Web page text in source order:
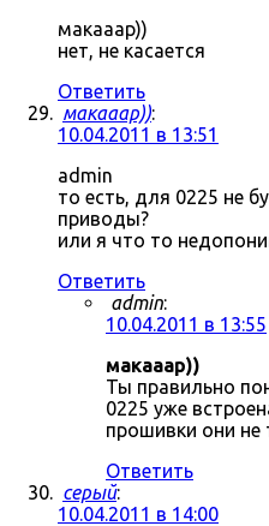
макааар))
нет, не касается
Ответить
макааар)):
10.04.2011 в 13:51
admin
то есть, для 0225 не
приводы?
или я что то
Ответить
admin:
10.04.2011 в 13:55
макааар))
Ты правильно
0225 уже
прошивки они не
Ответить
серый:
10.04.2011 в 14:00